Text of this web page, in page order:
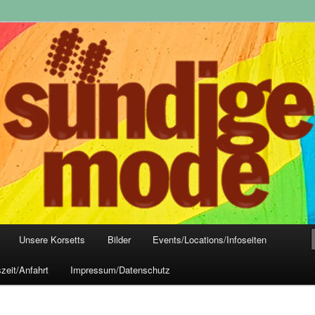
Frankfurt
Mode, Club- und Dark-Wear seit 2004
Unsere Korsetts Bilder Events/Locations/Infoseiten
Anfahrt Impressum/Datenschutz